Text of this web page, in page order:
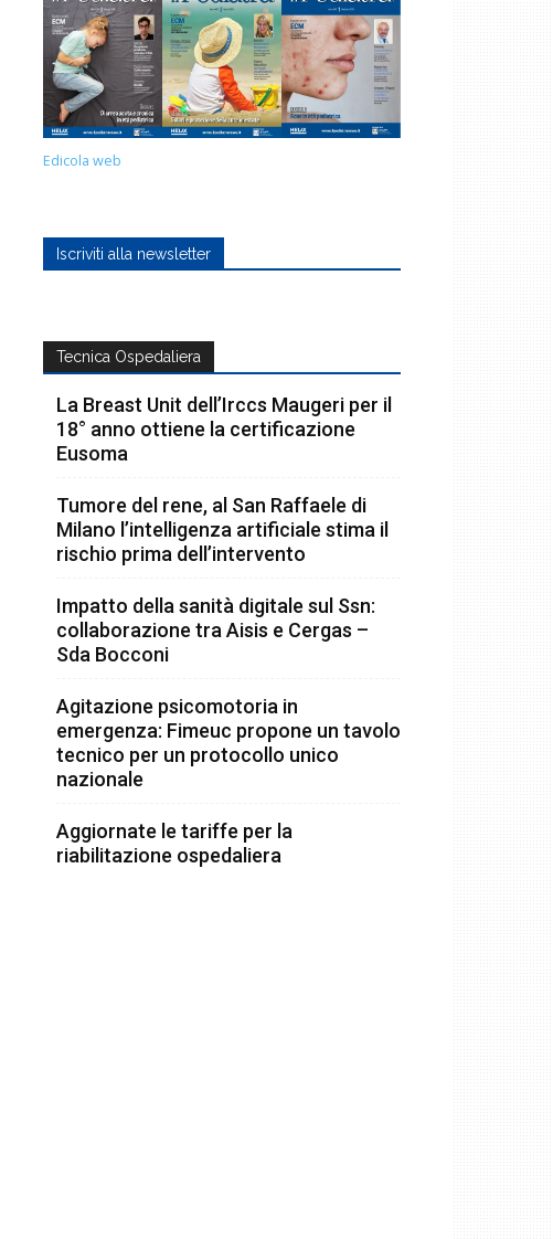
Edicola web
Iscriviti alla newsletter
Tecnica Ospedaliera
La Breast Unit dell’Irccs Maugeri per il
18° anno ottiene la certificazione
Eusoma
Tumore del rene, al San Raffaele di
Milano l’intelligenza artificiale stima il
rischio prima dell’intervento
Impatto della sanità digitale sul Ssn:
collaborazione tra Aisis e Cergas –
Sda Bocconi
Agitazione psicomotoria in
emergenza: Fimeuc propone un tavolo
tecnico per un protocollo unico
nazionale
Aggiornate le tariffe per la
riabilitazione ospedaliera